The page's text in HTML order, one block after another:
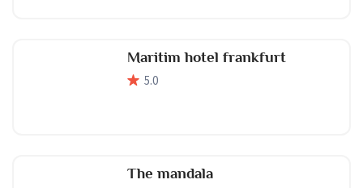
Maritim hotel frankfurt
5.0
The mandala